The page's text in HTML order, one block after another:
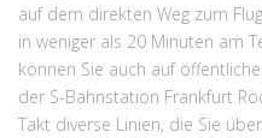
auf dem direkten Weg zum
in weniger als 20 Minuten am
können Sie auch auf
der S-Bahnstation Frankfurt
Takt diverse Linien, die Sie